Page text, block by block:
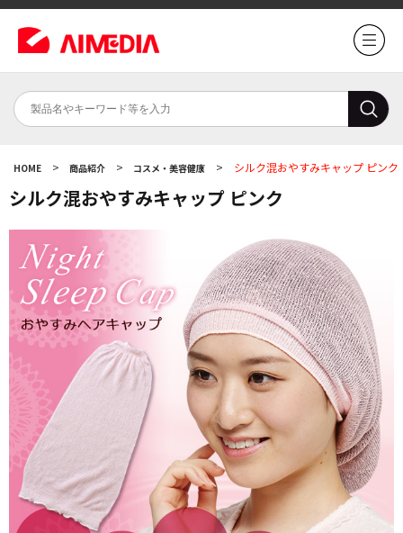
HOME > 商品紹介 > コスメ・美容健康 > シルク混おやすみキャップ ピンク
シルク混おやすみキャップ ピンク